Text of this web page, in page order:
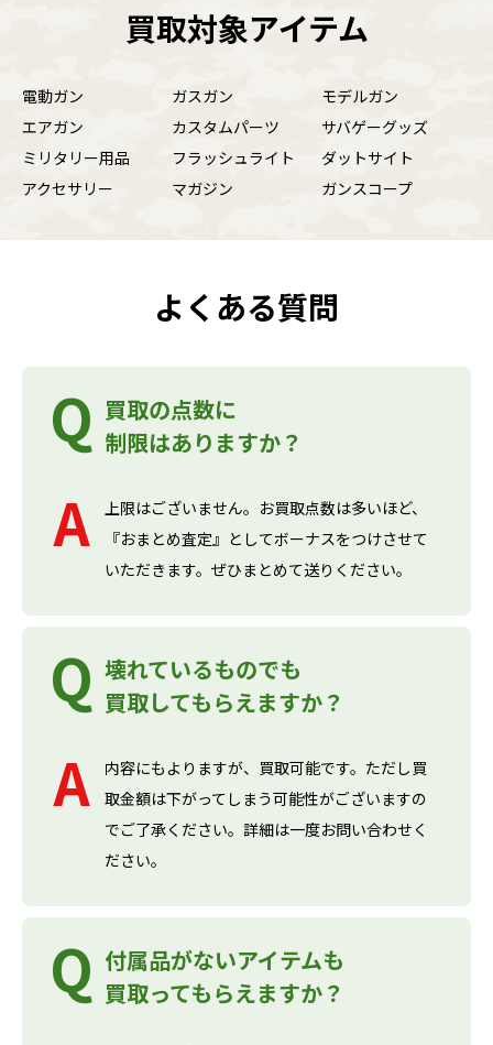
買取対象アイテム
電動ガン ガスガン
モデルガン
エアガン
カスタムパーツ
サバゲーグッズ
ミリタリー用品
フラッシュライト
ダットサイト
アクセサリー
マガジン ガンスコープ
よくある質問
買取の点数に
制限はありますか？
上限はございません。お買取点数は多いほど、
『おまとめ査定』としてボーナスをつけさせて
いただきます。ぜひまとめて送りください。
壊れているものでも
買取してもらえますか？
内容にもよりますが、買取可能です。ただし買
取金額は下がってしまう可能性がございますの
でご了承ください。詳細は一度お問い合わせく
ださい。
付属品がないアイテムも
買取ってもらえますか？